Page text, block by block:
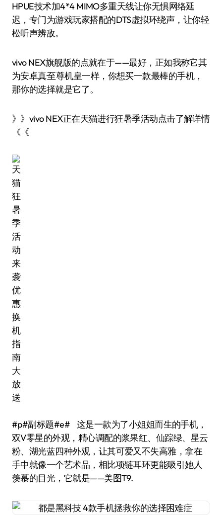
HPUE技术加4*4 MIMO多重天线让你无惧网络延
迟，专门为游戏玩家搭配的DTS虚拟环绕声，让你轻
松听声辨敌。
vivo NEX旗舰版的点就在于——最好，正如我称它其
为安卓真·至尊机皇一样，你想买一款最棒的手机，
那你的选择就是它了。
》》vivo NEX正在天猫进行狂暑季活动点击了解详情
《《
#p#副标题#e# 这是一款为了小姐姐而生的手机，
双V零星的外观，精心调配的浆果红、仙踪绿、星云
粉、湖光蓝四种外观，让其可爱又不失高雅，拿在
手中就像一个艺术品，相比项链耳环更能吸引她人
羡慕的目光，它就是——美图T9.